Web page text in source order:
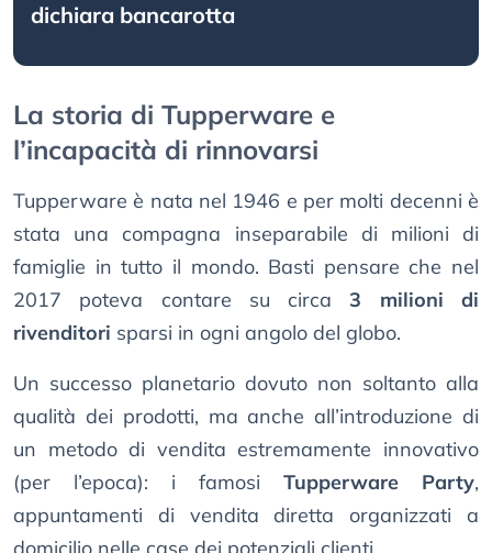
dichiara bancarotta
La storia di Tupperware e
l’incapacità di rinnovarsi
Tupperware è nata nel 1946 e per molti decenni è
stata una compagna inseparabile di milioni di
famiglie in tutto il mondo. Basti pensare che nel
2017 poteva contare su circa3 milioni di
rivenditori sparsi in ogni angolo del globo.
Un successo planetario dovuto non soltanto alla
qualità dei prodotti, ma anche all’introduzione di
un metodo di vendita estremamente innovativo
(per l’epoca): i famosi Tupperware Party,
appuntamenti di vendita diretta organizzati a